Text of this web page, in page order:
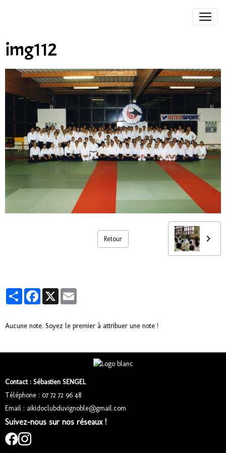
img112
Retour
PartagerFacebook
X
Aucune note. Soyez le premier à attribuer une note !
Contact : Sébastien SENGEL
Téléphone : 07 72 72 96 48
Email : aikidoclubduvignoble@gmail.com
Suivez-nous sur nos réseaux !